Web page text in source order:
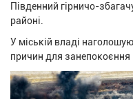
Південний гірничо-
районі.
У міській владі
причин для занепокоєння